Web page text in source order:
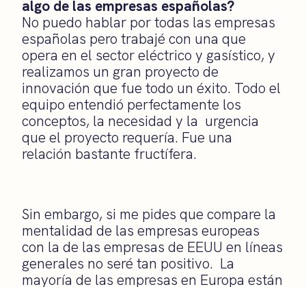
algo de las empresas españolas?
No puedo hablar por todas las empresas
españolas pero trabajé con una que
opera en el sector eléctrico y gasístico, y
realizamos un gran proyecto de
innovación que fue todo un éxito. Todo el
equipo entendió perfectamente los
conceptos, la necesidad y la urgencia
que el proyecto requería. Fue una
relación bastante fructífera.
Sin embargo, si me pides que compare la
mentalidad de las empresas europeas
con la de las empresas de EEUU en líneas
generales no seré tan positivo. La
mayoría de las empresas en Europa están